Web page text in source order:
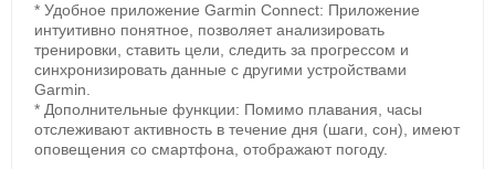
До 7 дней работы
Аккумулятор рассчитан на неделю в режиме умных
часов, до 13 часов с GPS и пульсом и до 72 часов в
бассейне с пульсом.
* Удобное приложение Garmin Connect: Приложение
интуитивно понятное, позволяет анализировать
тренировки, ставить цели, следить за прогрессом и
синхронизировать данные с другими устройствами
Garmin.
* Дополнительные функции: Помимо плавания, часы
отслеживают активность в течение дня (шаги, сон), имеют
оповещения со смартфона, отображают погоду.